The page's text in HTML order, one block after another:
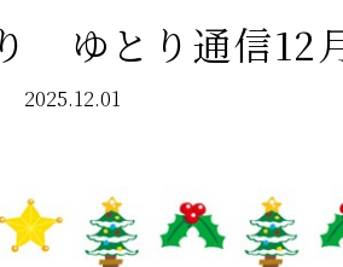
ゆとり通信12
2025.12.01